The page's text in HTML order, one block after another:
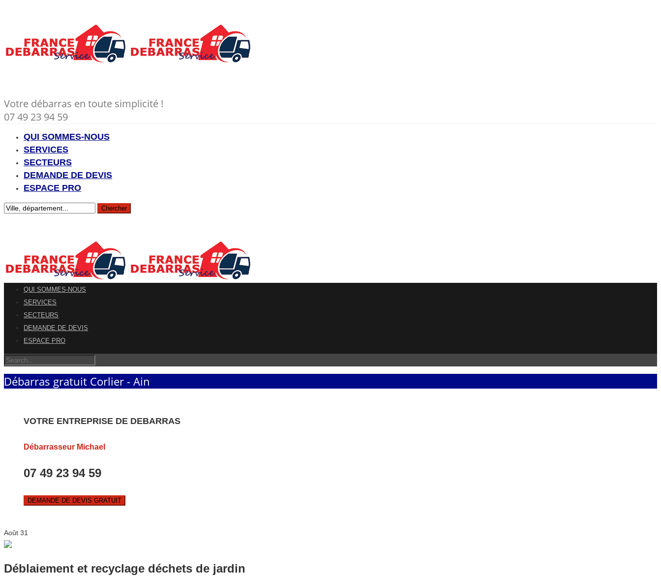
Votre débarras en toute simplicité !
07 49 23 94 59
QUI SOMMES-NOUS
SERVICES
SECTEURS
DEMANDE DE DEVIS
ESPACE PRO
QUI SOMMES-NOUS
SERVICES
SECTEURS
DEMANDE DE DEVIS
ESPACE PRO
Débarras gratuit Corlier - Ain
VOTRE ENTREPRISE DE DEBARRAS
Débarrasseur Michael
07 49 23 94 59
DEMANDE DE DEVIS GRATUIT
Août 31
Déblaiement et recyclage déchets de jardin